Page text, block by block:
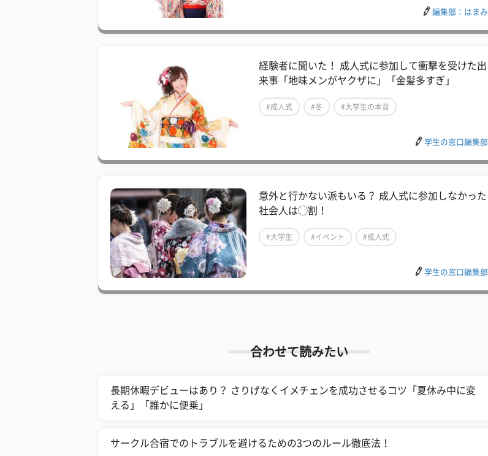
編集部：はまみ
経験者に聞いた！ 成人式に参加して衝撃を受けた出
来事「地味メンがヤクザに」「金髪多すぎ」
#成人式 #冬 #大学生の本音
学生の窓口編集部
意外と行かない派もいる？ 成人式に参加しなかった
社会人は◯割！
#大学生 #イベント #成人式
学生の窓口編集部
合わせて読みたい
長期休暇デビューはあり？ さりげなくイメチェンを成功させるコツ「夏休み中に変
える」「誰かに便乗」
サークル合宿でのトラブルを避けるための3つのルール徹底法！